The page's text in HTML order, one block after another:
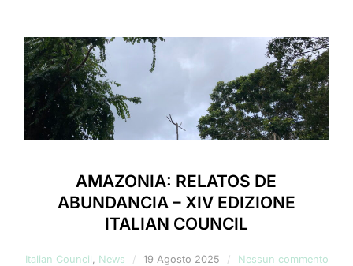
AMAZONIA: RELATOS DE
ABUNDANCIA – XIV EDIZIONE
ITALIAN COUNCIL
Italian Council News
Pubblicato
19 Agosto 2025 Nessun commento